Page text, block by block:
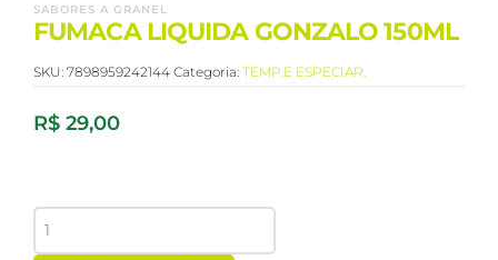
SABORES A GRANEL
FUMACA LIQUIDA GONZALO 150ML
SKU: 7898959242144 Categoria: TEMP.E ESPECIAR.
R$ 29,00
FUMACA
LIQUIDA
GONZALO